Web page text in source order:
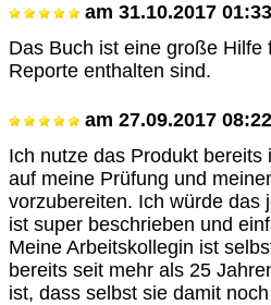
am 31.10.2017 01:33
Das Buch ist eine große
Reporte enthalten sind.
am 27.09.2017 08:22
Ich nutze das Produkt
auf meine Prüfung und
vorzubereiten. Ich würde das
ist super beschrieben und
Meine Arbeitskollegin ist
bereits seit mehr als 25
ist, dass selbst sie damit